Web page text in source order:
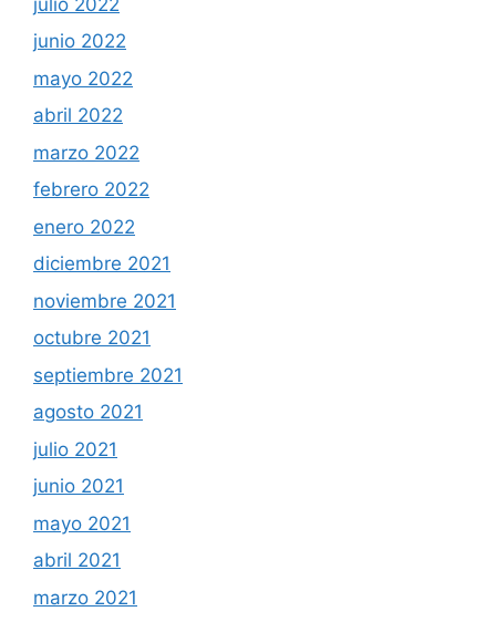
junio 2022
mayo 2022
abril 2022
marzo 2022
febrero 2022
enero 2022
diciembre 2021
noviembre 2021
octubre 2021
septiembre 2021
agosto 2021
julio 2021
junio 2021
mayo 2021
abril 2021
marzo 2021